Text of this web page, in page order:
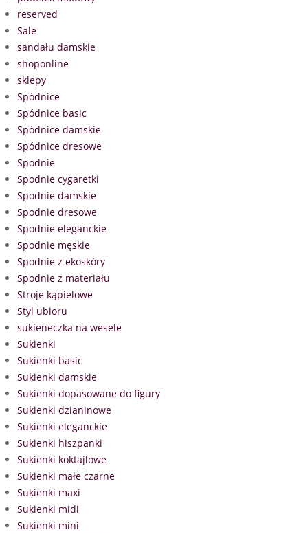
reserved
Sale
sandału damskie
shoponline
sklepy
Spódnice
Spódnice basic
Spódnice damskie
Spódnice dresowe
Spodnie
Spodnie cygaretki
Spodnie damskie
Spodnie dresowe
Spodnie eleganckie
Spodnie męskie
Spodnie z ekoskóry
Spodnie z materiału
Stroje kąpielowe
Styl ubioru
sukieneczka na wesele
Sukienki
Sukienki basic
Sukienki damskie
Sukienki dopasowane do figury
Sukienki dzianinowe
Sukienki eleganckie
Sukienki hiszpanki
Sukienki koktajlowe
Sukienki małe czarne
Sukienki maxi
Sukienki midi
Sukienki mini